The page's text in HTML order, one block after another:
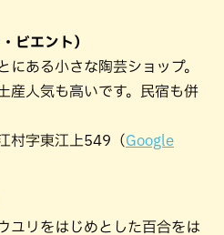
ビエント）
にある小さな陶芸ショップ。
産人気も高いです。民宿も併
村字東江上549（Google
ユリをはじめとした百合をは